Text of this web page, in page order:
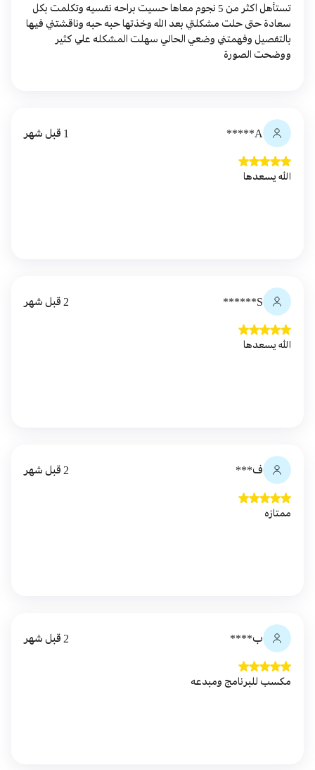
تستأهل اكثر من 5 نجوم معاها حسيت براحه نفسيه وتكلمت بكل
سعادة حتى حلت مشكلتي بعد الله وخذتها حبه حبه وناقشتني فيها
بالتفصيل وفهمتني وضعي الحالي سهلت المشكله علي كثير
ووضحت الصورة
A***** 1 قبل شهر
الله يسعدها
S****** 2 قبل شهر
الله يسعدها
ف*** 2 قبل شهر
ممتازه
ب**** 2 قبل شهر
مكسب للبرنامج ومبدعه